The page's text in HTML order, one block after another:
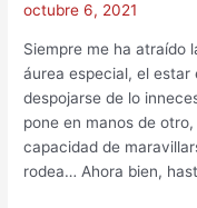
octubre 6, 2021
Siempre me ha atraído
áurea especial, el
despojarse de lo
pone en manos de
capacidad de
rodea… Ahora bien,